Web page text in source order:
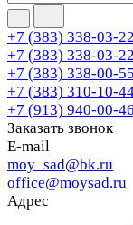
+7 (383) 338-03-22
+7 (383) 338-03-22
+7 (383) 338-00-55
+7 (383) 310-10-
+7 (913) 940-00-46
Заказать звонок
E-mail
moy_sad@bk.ru
office@moysad.ru
Адрес